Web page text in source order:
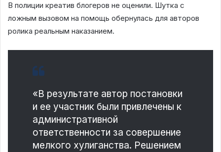
В полиции креатив блогеров не оценили. Шутка с
ложным вызовом на помощь обернулась для авторов
ролика реальным наказанием.
«В результате автор постановки
и ее участник были привлечены к
административной
ответственности за совершение
мелкого хулиганства. Решением